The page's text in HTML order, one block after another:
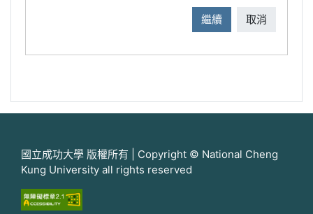
繼續 取消
國立成功大學 版權所有 | Copyright © National Cheng
Kung University all rights reserved